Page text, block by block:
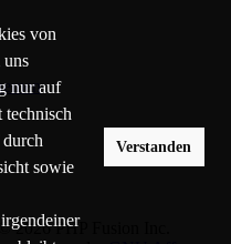
von
uns
nur auf
technisch
sowie
Verstanden
2026 PHP Fusion Inc.